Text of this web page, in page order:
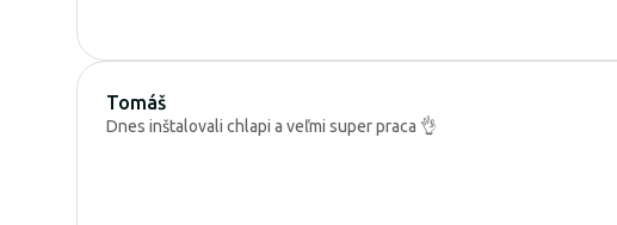
Tomáš
Dnes inštalovali chlapi a veľmi super praca 👌